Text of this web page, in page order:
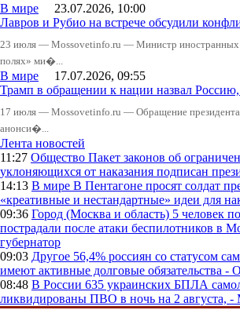
В мире 23.07.2026, 10:00
Лавров и Рубио на встрече обсудили
23 июля — Mossovetinfo.ru — Министр иностранных
полях» ми�...
В мире 17.07.2026, 09:55
Трамп в обращении к нации назвал
17 июля — Mossovetinfo.ru — Обращение
анонси�...
Лента новостей
11:27 Общество Пакет законов об
уклоняющихся от наказания подписан
14:13 В мире В Пентагоне просят солдат
«креативные и нестандартные» идеи для
09:36 Город (Москва и область) 5 человек
пострадали после атаки беспилотников в
губернатор
09:03 Другое 56,4% россиян со статусом
имеют активные долговые обязательства -
08:48 В России 635 украинских БПЛА
ликвидированы ПВО в ночь на 2 августа,